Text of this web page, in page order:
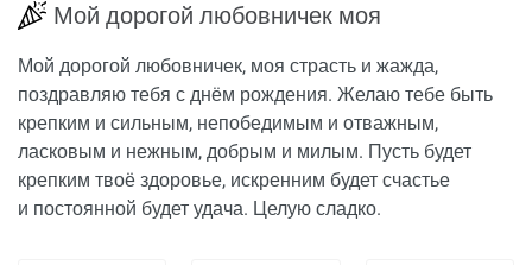
Мой дорогой любовничек моя
Мой дорогой любовничек, моя страсть и жажда,
поздравляю тебя с днём рождения. Желаю тебе быть
крепким и сильным, непобедимым и отважным,
ласковым и нежным, добрым и милым. Пусть будет
крепким твоё здоровье, искренним будет счастье
и постоянной будет удача. Целую сладко.